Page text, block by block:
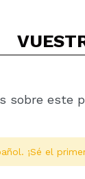
sobre este
¡Sé el